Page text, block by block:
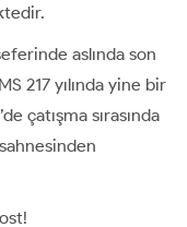
aslında son
217 yılında yine bir
çatışma sırasında